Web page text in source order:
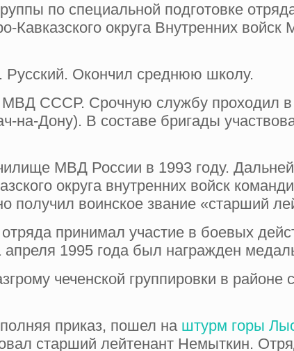
по специальной подготовке
Кавказского округа Внутренних
Русский. Окончил среднюю школу.
СССР. Срочную службу проходил в
на-Дону). В составе бригады
МВД России в 1993 году.
округа внутренних войск
получил воинское звание «старший
принимал участие в боевых
1995 года был награжден
чеченской группировки в районе
приказ, пошел на штурм горы
старший лейтенант Немыткин.